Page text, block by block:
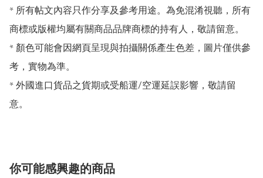
* 所有帖文內容只作分享及參考用途。為免混淆視聽，所有
商標或版權均屬有關商品品牌商標的持有人，敬請留意。
* 顏色可能會因網頁呈現與拍攝關係產生色差，圖片僅供參
考，實物為準。
* 外國進口貨品之貨期或受船運/空運延誤影響，敬請留
意。
你可能感興趣的商品